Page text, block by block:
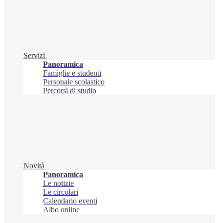
Servizi
Panoramica
Famiglie e studenti
Personale scolastico
Percorsi di studio
Novità
Panoramica
Le notizie
Le circolari
Calendario eventi
Albo online